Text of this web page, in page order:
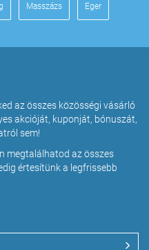
Masszázs Eger
az összes közösségi vásárló
akcióját, kuponját, bónuszát,
sem!
megtalálhatod az összes
értesítünk a legfrissebb